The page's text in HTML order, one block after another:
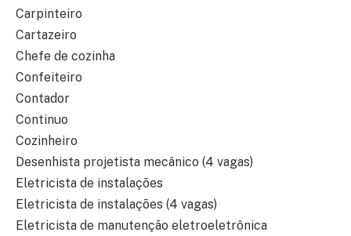
Carpinteiro
Cartazeiro
Chefe de cozinha
Confeiteiro
Contador
Continuo
Cozinheiro
Desenhista projetista mecânico (4 vagas)
Eletricista de instalações
Eletricista de instalações (4 vagas)
Eletricista de manutenção eletroeletrônica